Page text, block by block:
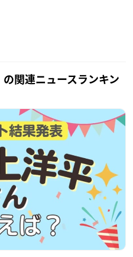
関連ニュースランキン